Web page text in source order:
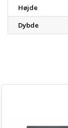
Højde
Dybde